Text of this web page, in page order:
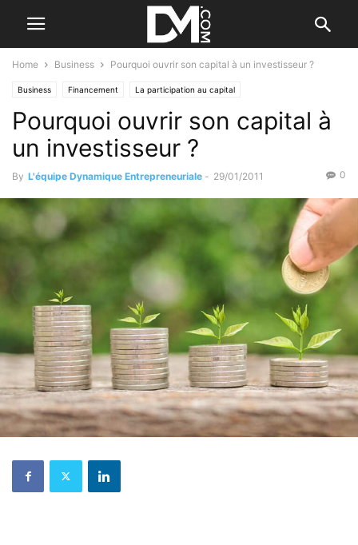
Home Business Pourquoi ouvrir son capital à un investisseur ?
Business Financement La participation au capital
Pourquoi ouvrir son capital à
un investisseur ?
By L'équipe Dynamique Entrepreneuriale - 29/01/2011 0